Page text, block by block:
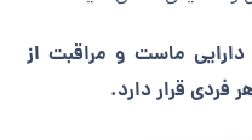
ماست و مراقبت از
قرار دارد.